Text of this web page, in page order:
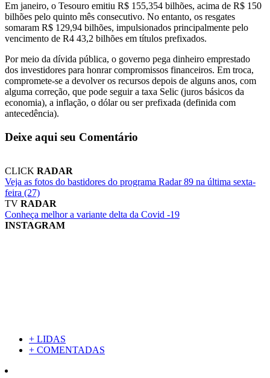
Em janeiro, o Tesouro emitiu R$ 155,354 bilhões, acima de R$ 150
bilhões pelo quinto mês consecutivo. No entanto, os resgates
somaram R$ 129,94 bilhões, impulsionados principalmente pelo
vencimento de R4 43,2 bilhões em títulos prefixados.
Por meio da dívida pública, o governo pega dinheiro emprestado
dos investidores para honrar compromissos financeiros. Em troca,
compromete-se a devolver os recursos depois de alguns anos, com
alguma correção, que pode seguir a taxa Selic (juros básicos da
economia), a inflação, o dólar ou ser prefixada (definida com
antecedência).
Deixe aqui seu Comentário
CLICK RADAR
Veja as fotos do bastidores do programa Radar 89 na última sexta-
feira (27)
TV RADAR
Conheça melhor a variante delta da Covid -19
INSTAGRAM
+ LIDAS
+ COMENTADAS